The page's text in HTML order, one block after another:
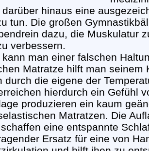
hinaus eine
tun. Die großen
dazu, die Muskulatur
verbessern.
man einer falschen
Matratze hilft man seinem
durch die eigene der
hierdurch ein Gefühl
produzieren ein kaum
Matratzen. Die
eine entspannte
Ersatz für eine von